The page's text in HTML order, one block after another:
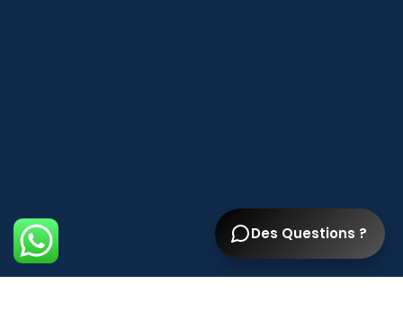
Des Questions ?